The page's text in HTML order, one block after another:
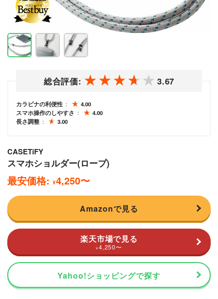
総合評価: 3.67
カラビナの利便性
4.00
スマホ操作のしやすさ
4.00
長さ調整
3.00
CASETiFY
スマホショルダー(ロープ)
最安価格: ¥4,250〜
Amazonで見る
楽天市場で見る
¥ 4,250〜
Yahoo!ショッピングで探す